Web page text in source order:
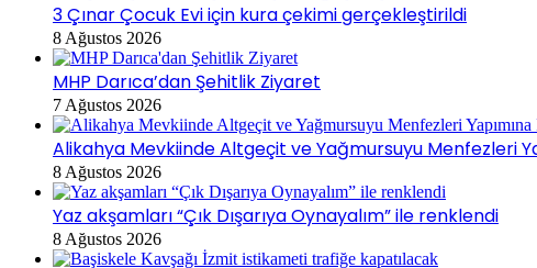
3 Çınar Çocuk Evi için kura çekimi gerçekleştirildi
8 Ağustos 2026
MHP Darıca’dan Şehitlik Ziyaret
7 Ağustos 2026
Alikahya Mevkiinde Altgeçit ve Yağmursuyu Menfezleri
8 Ağustos 2026
Yaz akşamları “Çık Dışarıya Oynayalım” ile renklendi
8 Ağustos 2026